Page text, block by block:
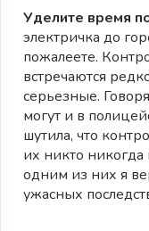
Уделите время
электричка до
пожалеете.
встречаются
серьезные.
могут и в
шутила, что
их никто никогда
одним из них я
ужасных